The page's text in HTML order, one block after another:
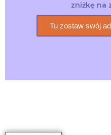
zniżkę na
Tu zostaw swój